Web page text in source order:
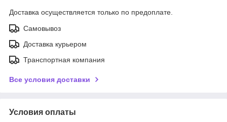
Доставка осуществляется только по предоплате.
Самовывоз
Доставка курьером
Транспортная компания
Все условия доставки
Условия оплаты